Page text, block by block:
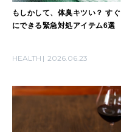
もしかして、体臭キツい？ すぐ
にできる緊急対処アイテム6選
HEALTH 2026.06.23